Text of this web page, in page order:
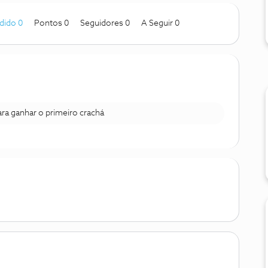
0 Pontos 0 Seguidores 0 A Seguir 0
ganhar o primeiro crachá